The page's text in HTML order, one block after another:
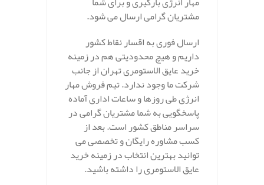
مشتریان گرامی ارسال می شود.
ارسال فوری به اقسار نقاط کشور
داریم و هیچ محدودیتی هم در زمینه
خرید عایق الاستومری تهران از جانب
شرکت ما وجود ندارد. تیم فروش مهار
انرژی طی روزها و ساعات اداری آماده
پاسخگویی به شما مشتریان گرامی در
سراسر مناطق کشور است. بعد از
کسب مشاوره رایگان و تخصصی می
توانید بهترین انتخاب در زمینه خرید
عایق الاستومری را داشته باشید.